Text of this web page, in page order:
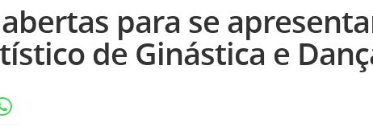
para se
de Ginástica e